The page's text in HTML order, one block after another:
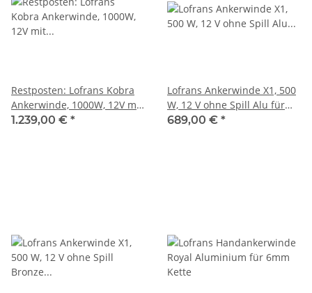
Restposten: Lofrans Kobra
Ankerwinde, 1000W, 12V mit
Spill Aluminium für 6mm
1.239,00 € *
Lofrans Ankerwinde X1, 500
W, 12 V ohne Spill Alu für
6mm Kette
689,00 € *